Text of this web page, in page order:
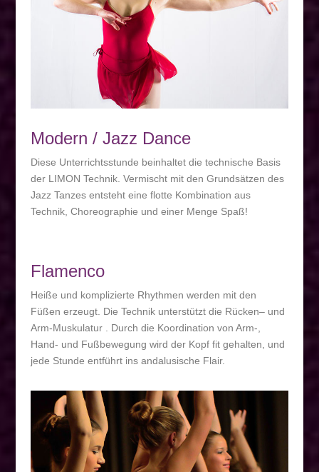
Modern / Jazz Dance
Diese Unterrichtsstunde beinhaltet die technische Basis
der LIMON Technik. Vermischt mit den Grundsätzen des
Jazz Tanzes entsteht eine flotte Kombination aus
Technik, Choreographie und einer Menge Spaß!
Flamenco
Heiße und komplizierte Rhythmen werden mit den
Füßen erzeugt. Die Technik unterstützt die Rücken– und
Arm-Muskulatur . Durch die Koordination von Arm-,
Hand- und Fußbewegung wird der Kopf fit gehalten, und
jede Stunde entführt ins andalusische Flair.